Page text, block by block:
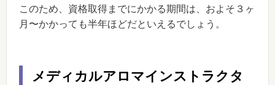
このため、資格取得までにかかる期間は、およそ３ヶ
月〜かかっても半年ほどだといえるでしょう。
メディカルアロマインストラクタ